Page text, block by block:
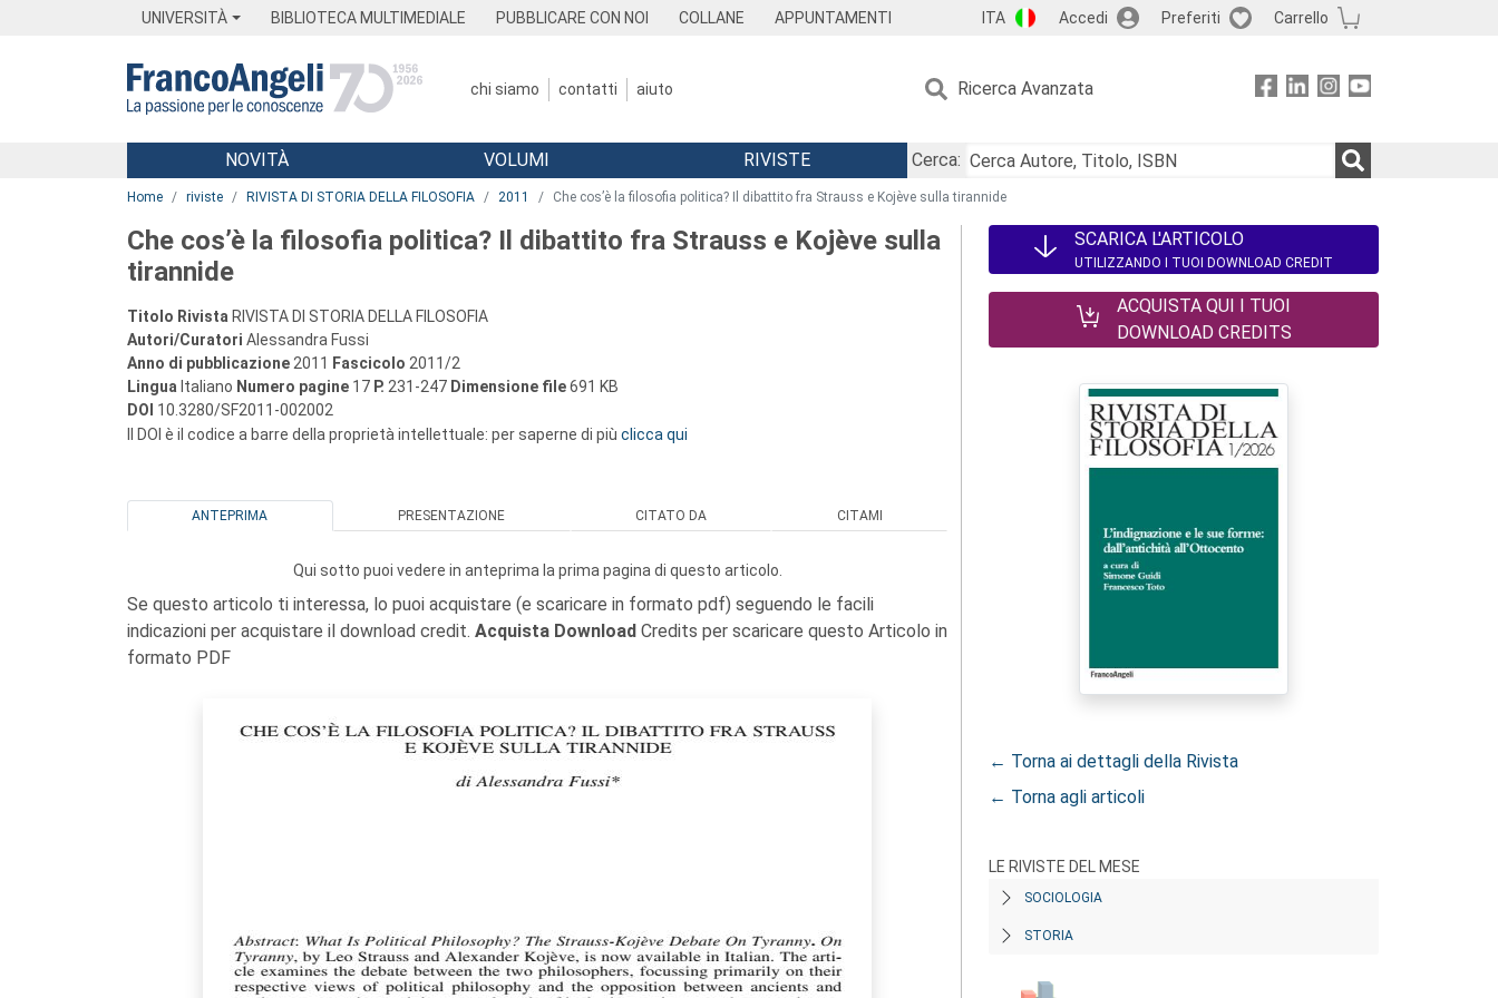
UNIVERSITÀ BIBLIOTECA MULTIMEDIALE PUBBLICARE CON NOI COLLANE APPUNTAMENTI ITA Accedi Preferiti Carrello
chi siamo contatti aiuto Ricerca Avanzata
Menu
NOVITÀ VOLUMI RIVISTE
Cerca:
Home riviste RIVISTA DI STORIA DELLA FILOSOFIA 2011 Che cos’è la filosofia politica? Il dibattito fra Strauss e Kojève sulla tirannide
Che cos’è la filosofia politica? Il dibattito fra Strauss e Kojève sulla
tirannide
Titolo Rivista RIVISTA DI STORIA DELLA FILOSOFIA
Autori/Curatori Alessandra Fussi
Anno di pubblicazione 2011 Fascicolo 2011/2
Lingua Italiano Numero pagine 17 P. 231-247 Dimensione file691 KB
DOI 10.3280/SF2011-002002
Il DOI è il codice a barre della proprietà intellettuale: per saperne di più clicca qui
ANTEPRIMA PRESENTAZIONE CITATO DA CITAMI
Qui sotto puoi vedere in anteprima la prima pagina di questo articolo.
Se questo articolo ti interessa, lo puoi acquistare (e scaricare in formato pdf) seguendo le facili
indicazioni per acquistare il download credit. Acquista Download Credits per scaricare questo Articolo in
formato PDF
SCARICA L'ARTICOLO
UTILIZZANDO I TUOI DOWNLOAD CREDIT
ACQUISTA QUI I TUOI
DOWNLOAD CREDITS
← Torna ai dettagli della Rivista
← Torna agli articoli
LE RIVISTE DEL MESE
SOCIOLOGIA
STORIA